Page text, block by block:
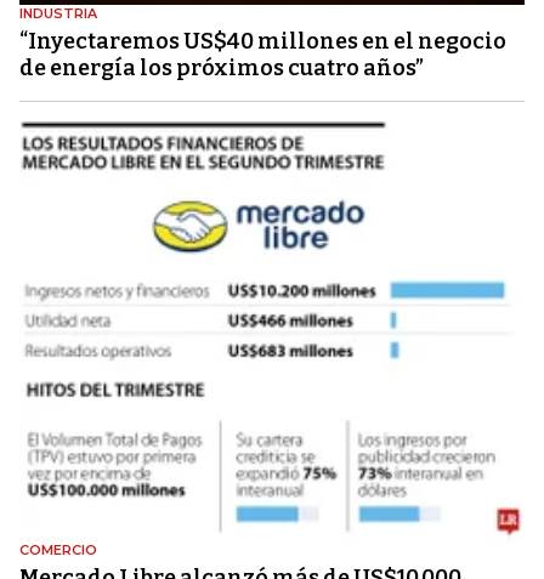
INDUSTRIA
“Inyectaremos US$40 millones en el negocio
de energía los próximos cuatro años”
COMERCIO